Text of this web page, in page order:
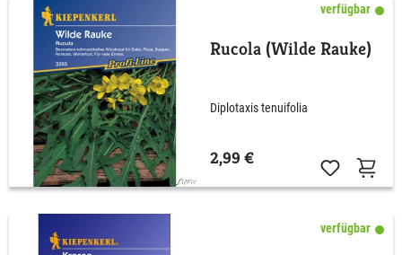
verfügbar
Rucola (Wilde Rauke)
Diplotaxis tenuifolia
2,99 €
verfügbar